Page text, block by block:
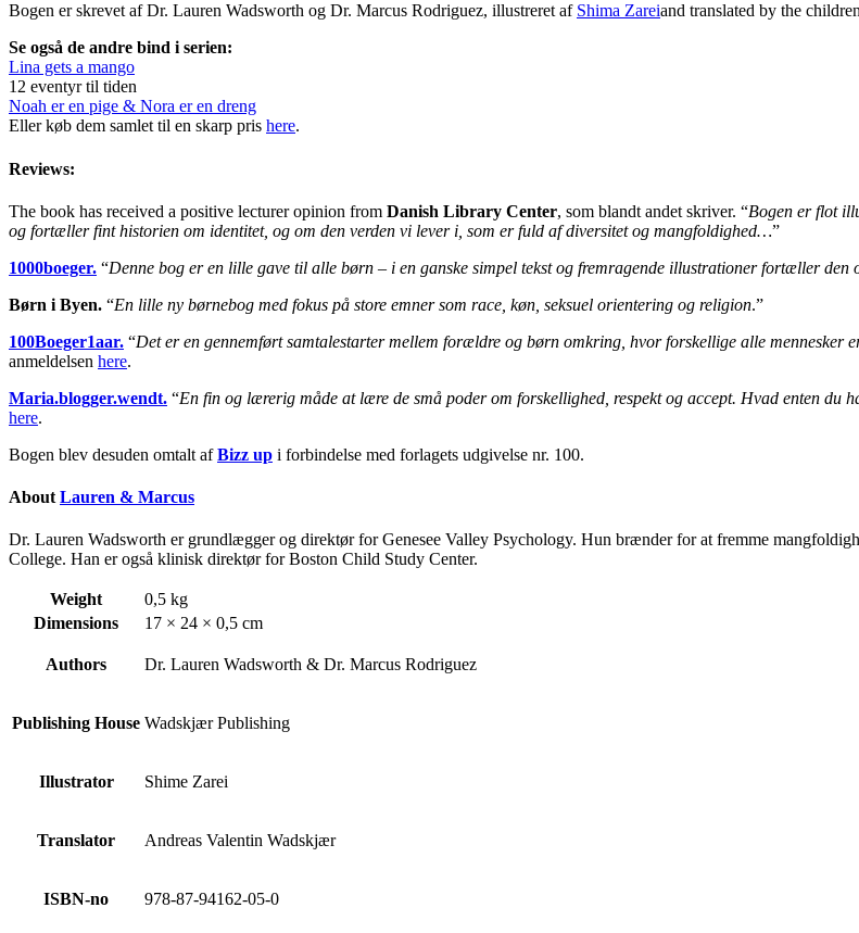
Bogen er skrevet af Dr. Lauren Wadsworth og Dr. Marcus Rodriguez, illustreret af Shima Zareiand translated by the
Se også de andre bind i serien:
Lina gets a mango
12 eventyr til tiden
Noah er en pige & Nora er en dreng
Eller køb dem samlet til en skarp pris here.
Reviews:
The book has received a positive lecturer opinion from Danish Library Center, som blandt andet skriver. “Bogen er flot
og fortæller fint historien om identitet, og om den verden vi lever i, som er fuld af diversitet og mangfoldighed…”
1000boeger. “Denne bog er en lille gave til alle børn – i en ganske simpel tekst og fremragende illustrationer fortæller
Børn i Byen. “En lille ny børnebog med fokus på store emner som race, køn, seksuel orientering og religion.”
100Boeger1aar. “Det er en gennemført samtalestarter mellem forældre og børn omkring, hvor forskellige alle mennesker
anmeldelsen here.
Maria.blogger.wendt. “En fin og lærerig måde at lære de små poder om forskellighed, respekt og accept. Hvad enten du
here.
Bogen blev desuden omtalt afBizz up i forbindelse med forlagets udgivelse nr. 100.
About Lauren & Marcus
Dr. Lauren Wadsworth er grundlægger og direktør for Genesee Valley Psychology. Hun brænder for at fremme
College. Han er også klinisk direktør for Boston Child Study Center.
Weight
0,5 kg
Dimensions
17 × 24 × 0,5 cm
Authors Dr. Lauren Wadsworth & Dr. Marcus Rodriguez
Publishing House Wadskjær Publishing
Illustrator Shime Zarei
Translator Andreas Valentin Wadskjær
ISBN-no 978-87-94162-05-0